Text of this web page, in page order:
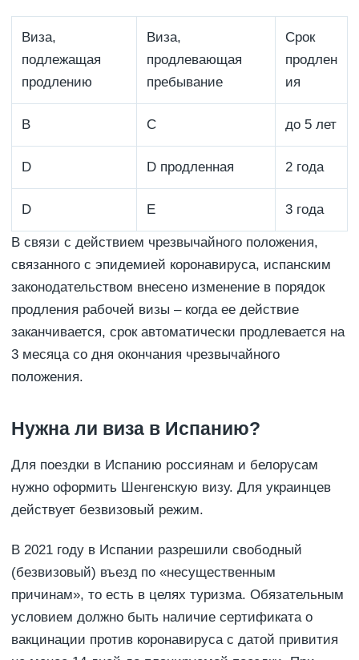
Виза,
подлежащая
продлению
Виза,
продлевающая
пребывание
Срок
продлен
ия
B C до 5 лет
D D продленная 2 года
D E 3 года
В связи с действием чрезвычайного положения,
связанного с эпидемией коронавируса, испанским
законодательством внесено изменение в порядок
продления рабочей визы – когда ее действие
заканчивается, срок автоматически продлевается на
3 месяца со дня окончания чрезвычайного
положения.
Нужна ли виза в Испанию?
Для поездки в Испанию россиянам и белорусам
нужно оформить Шенгенскую визу. Для украинцев
действует безвизовый режим.
В 2021 году в Испании разрешили свободный
(безвизовый) въезд по «несущественным
причинам», то есть в целях туризма. Обязательным
условием должно быть наличие сертификата о
вакцинации против коронавируса с датой привития